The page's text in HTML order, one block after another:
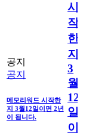
공지
공지
메모리워드 시작한
지 3월12일이면 2년
이 됩니다.
시
작
한
지
3
월
12
일
이